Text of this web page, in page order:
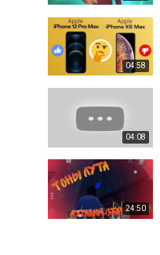
04:58
04:08
24:50